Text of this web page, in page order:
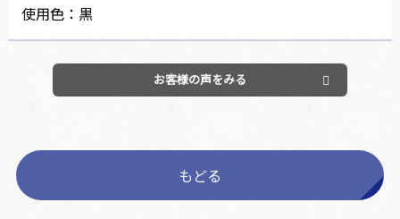
使用色：黒
お客様の声をみる
もどる